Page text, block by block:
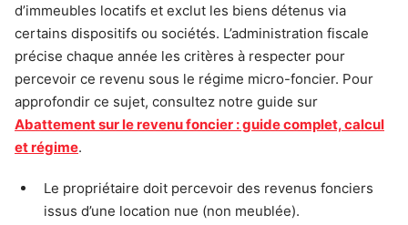
d’immeubles locatifs et exclut les biens détenus via
certains dispositifs ou sociétés. L’administration fiscale
précise chaque année les critères à respecter pour
percevoir ce revenu sous le régime micro-foncier. Pour
approfondir ce sujet, consultez notre guide sur
Abattement sur le revenu foncier : guide complet, calcul
et régime.
Le propriétaire doit percevoir des revenus fonciers
issus d’une location nue (non meublée).